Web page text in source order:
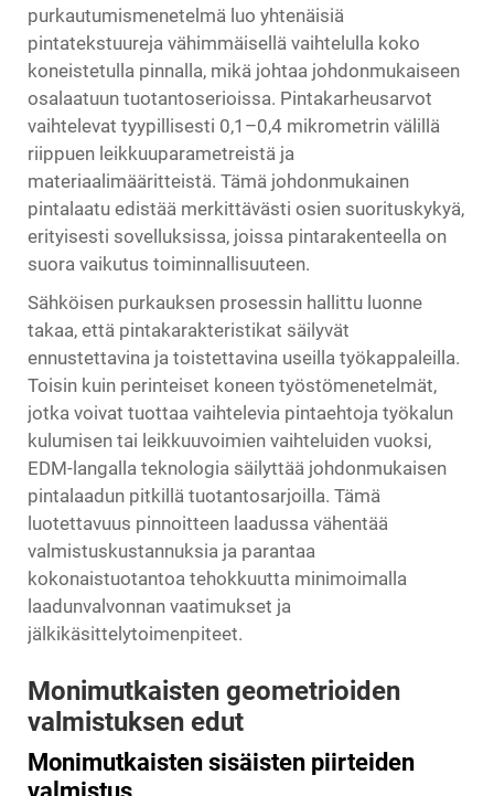
purkautumismenetelmä luo yhtenäisiä
pintatekstuureja vähimmäisellä vaihtelulla koko
koneistetulla pinnalla, mikä johtaa johdonmukaiseen
osalaatuun tuotantoserioissa. Pintakarheusarvot
vaihtelevat tyypillisesti 0,1–0,4 mikrometrin välillä
riippuen leikkuuparametreistä ja
materiaalimääritteistä. Tämä johdonmukainen
pintalaatu edistää merkittävästi osien suorituskykyä,
erityisesti sovelluksissa, joissa pintarakenteella on
suora vaikutus toiminnallisuuteen.
Sähköisen purkauksen prosessin hallittu luonne
takaa, että pintakarakteristikat säilyvät
ennustettavina ja toistettavina useilla työkappaleilla.
Toisin kuin perinteiset koneen työstömenetelmät,
jotka voivat tuottaa vaihtelevia pintaehtoja työkalun
kulumisen tai leikkuuvoimien vaihteluiden vuoksi,
EDM-langalla teknologia säilyttää johdonmukaisen
pintalaadun pitkillä tuotantosarjoilla. Tämä
luotettavuus pinnoitteen laadussa vähentää
valmistuskustannuksia ja parantaa
kokonaistuotantoa tehokkuutta minimoimalla
laadunvalvonnan vaatimukset ja
jälkikäsittelytoimenpiteet.
Monimutkaisten geometrioiden
valmistuksen edut
Monimutkaisten sisäisten piirteiden